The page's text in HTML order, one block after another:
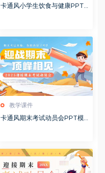
卡通风小学生饮食与健康PPT
教学课件
卡通风期末考试动员会PPT模